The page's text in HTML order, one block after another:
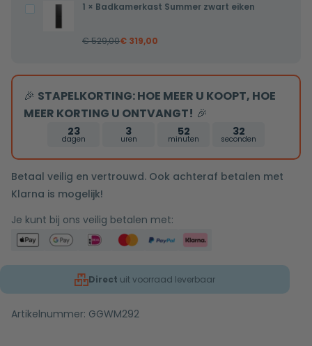
greeps
bediening
Badkamerkast
Summer
1 × Badkamerkast Summer zwart eiken
€529,00€ 319,00
🎉 STAPELKORTING: HOE MEER U KOOPT, HOE
MEER KORTING U ONTVANGT! 🎉
23
dagen
3
uren
52
minuten
31
seconden
Betaal veilig en vertrouwd. Ook achteraf betalen met
Klarna is mogelijk!
Je kunt bij ons veilig betalen met:
Direct uit voorraad leverbaar
Artikelnummer: GGWM292